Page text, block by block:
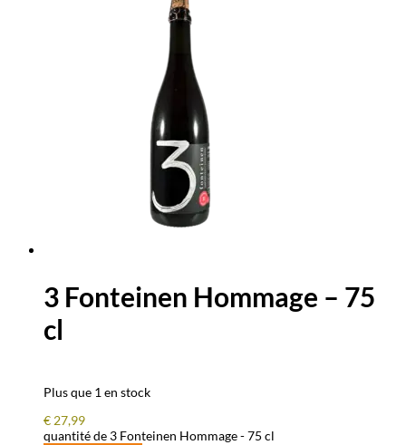
3 Fonteinen Hommage – 75
cl
Plus que 1 en stock
€ 27,99
quantité de 3 Fonteinen Hommage - 75 cl